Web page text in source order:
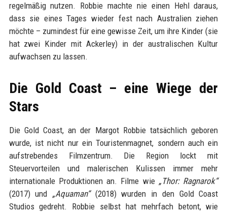
regelmäßig nutzen. Robbie machte nie einen Hehl daraus,
dass sie eines Tages wieder fest nach Australien ziehen
möchte – zumindest für eine gewisse Zeit, um ihre Kinder (sie
hat zwei Kinder mit Ackerley) in der australischen Kultur
aufwachsen zu lassen.
Die Gold Coast – eine Wiege der
Stars
Die Gold Coast, an der Margot Robbie tatsächlich geboren
wurde, ist nicht nur ein Touristenmagnet, sondern auch ein
aufstrebendes Filmzentrum. Die Region lockt mit
Steuervorteilen und malerischen Kulissen immer mehr
internationale Produktionen an. Filme wie „Thor: Ragnarok“
(2017) und „Aquaman“(2018) wurden in den Gold Coast
Studios gedreht. Robbie selbst hat mehrfach betont, wie